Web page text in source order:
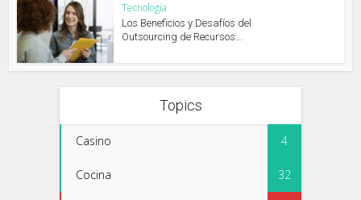
Tecnología
Los Beneficios y Desafíos del
Outsourcing de Recursos...
Topics
Casino 4
Cocina 32